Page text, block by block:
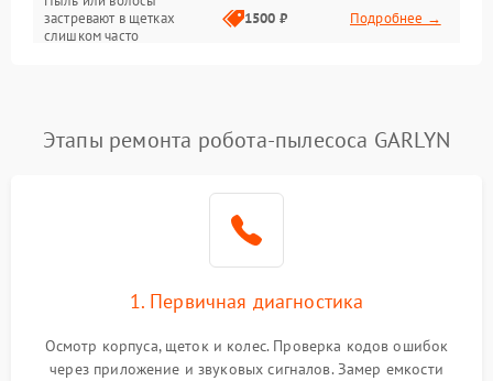
Программные сбои
застревают в щетках
слишком часто
1500 ₽ Подробнее →
Этапы ремонта робота-пылесоса GARLYN
1. Первичная диагностика
Осмотр корпуса, щеток и колес. Проверка кодов ошибок
через приложение и звуковых сигналов. Замер емкости